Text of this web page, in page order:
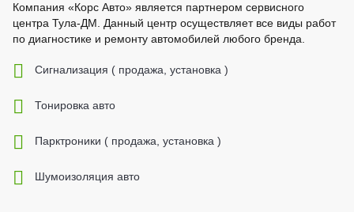
Компания «Корс Авто» является партнером сервисного
центра Тула-ДМ. Данный центр осуществляет все виды работ
по диагностике и ремонту автомобилей любого бренда.
Cигнализация ( продажа, установка )
Тонировка авто
Парктроники ( продажа, установка )
Шумоизоляция авто